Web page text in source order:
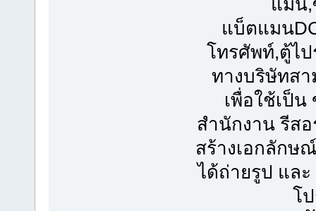
แบ็ตแมน
โทรศัพท์,ตู้ไ
ทางบริษัทส
เพื่อใช้เป็
สำนักงาน รีส
สร้างเอกลักษ
ได้ถ่ายรูป แล
โ